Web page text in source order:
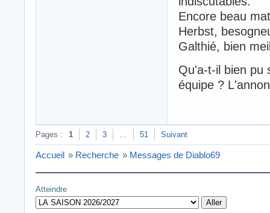
Encore beau
Herbst,
Galthié, bien
Qu'a-t-il bien pu
équipe ?
Pages : 1 2 3 51 Suivant
Accueil » Recherche » Messages de Diablo69
Atteindre